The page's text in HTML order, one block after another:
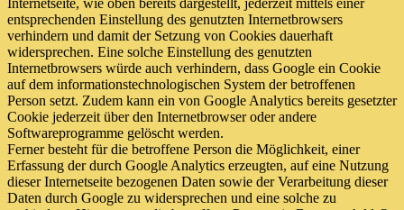
Internetseite, wie oben bereits dargestellt, jederzeit mittels einer
entsprechenden Einstellung des genutzten Internetbrowsers
verhindern und damit der Setzung von Cookies dauerhaft
widersprechen. Eine solche Einstellung des genutzten
Internetbrowsers würde auch verhindern, dass Google ein Cookie
auf dem informationstechnologischen System der betroffenen
Person setzt. Zudem kann ein von Google Analytics bereits gesetzter
Cookie jederzeit über den Internetbrowser oder andere
Softwareprogramme gelöscht werden.
Ferner besteht für die betroffene Person die Möglichkeit, einer
Erfassung der durch Google Analytics erzeugten, auf eine Nutzung
dieser Internetseite bezogenen Daten sowie der Verarbeitung dieser
Daten durch Google zu widersprechen und eine solche zu